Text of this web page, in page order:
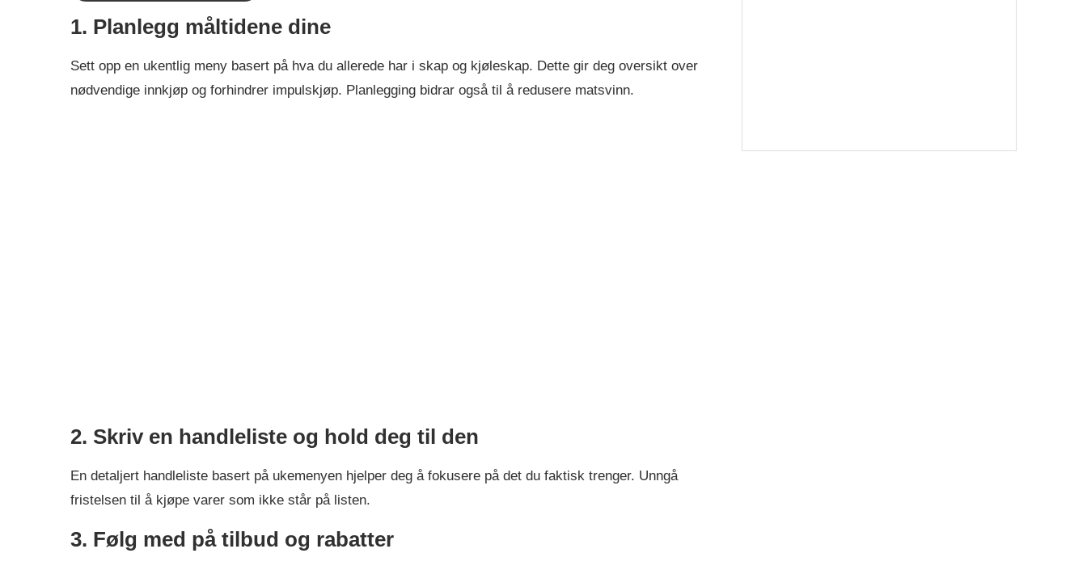
1. Planlegg måltidene dine
Sett opp en ukentlig meny basert på hva du allerede har i skap og kjøleskap. Dette gir deg oversikt over
nødvendige innkjøp og forhindrer impulskjøp. Planlegging bidrar også til å redusere matsvinn.
2. Skriv en handleliste og hold deg til den
En detaljert handleliste basert på ukemenyen hjelper deg å fokusere på det du faktisk trenger. Unngå
fristelsen til å kjøpe varer som ikke står på listen.
3. Følg med på tilbud og rabatter